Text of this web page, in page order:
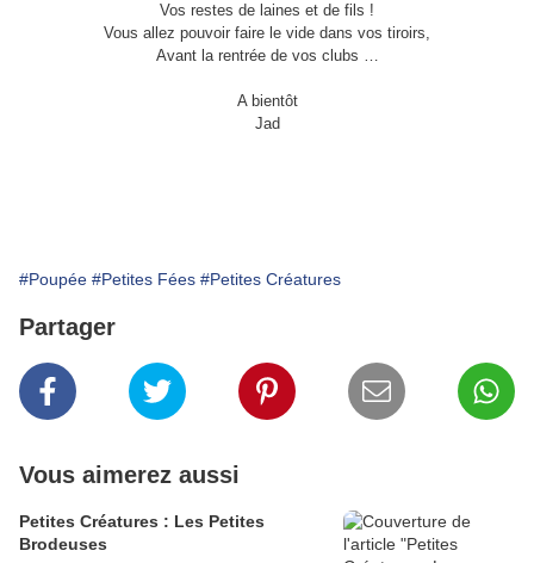
Vos restes de laines et de fils !
Vous allez pouvoir faire le vide dans vos tiroirs,
Avant la rentrée de vos clubs …
A bientôt
Jad
#Poupée #Petites Fées #Petites Créatures
Partager
Vous aimerez aussi
Petites Créatures : Les Petites
Brodeuses